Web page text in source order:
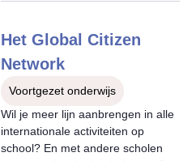
Het Global Citizen
Network
Voortgezet onderwijs
Wil je meer lijn aanbrengen in alle
internationale activiteiten op
school? En met andere scholen